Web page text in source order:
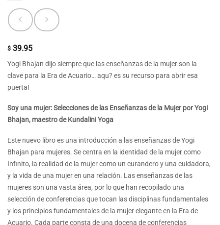
$ 39.95
Yogi Bhajan dijo siempre que las enseñanzas de la mujer son la
clave para la Era de Acuario… aqu? es su recurso para abrir esa
puerta!
Soy una mujer: Selecciones de las Enseñanzas de la Mujer por Yogi
Bhajan, maestro de Kundalini Yoga
Este nuevo libro es una introducción a las enseñanzas de Yogi
Bhajan para mujeres. Se centra en la identidad de la mujer como
Infinito, la realidad de la mujer como un curandero y una cuidadora,
y la vida de una mujer en una relación. Las enseñanzas de las
mujeres son una vasta área, por lo que han recopilado una
selección de conferencias que tocan las disciplinas fundamentales
y los principios fundamentales de la mujer elegante en la Era de
Acuario. Cada parte consta de una docena de conferencias